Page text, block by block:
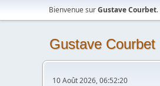
Bienvenue surGustave Courbet.
Gustave Courbet
10 Août 2026, 06:52:20